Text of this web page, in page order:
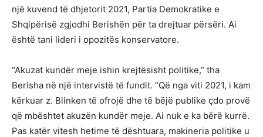
një kuvend të dhjetorit 2021, Partia Demokratike e
Shqipërisë zgjodhi Berishën për ta drejtuar përsëri. Ai
është tani lideri i opozitës konservatore.
“Akuzat kundër meje ishin krejtësisht politike,” tha
Berisha në një intervistë të fundit. “Që nga viti 2021, i kam
kërkuar z. Blinken të ofrojë dhe të bëjë publike çdo provë
që mbështet akuzën kundër meje. Ai nuk e ka bërë kurrë.
Pas katër vitesh hetime të dështuara, makineria politike u